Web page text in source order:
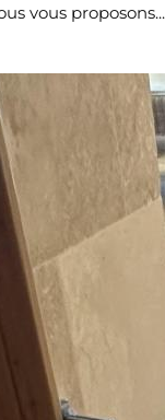
vous proposons...